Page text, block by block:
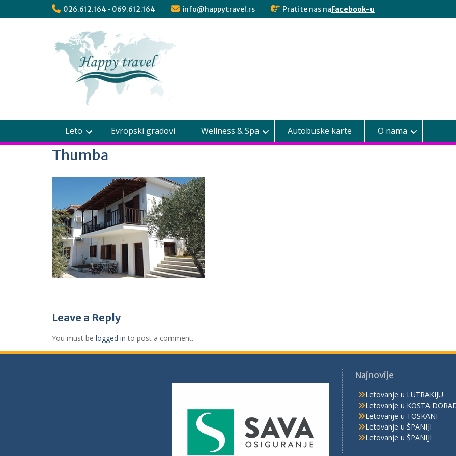
026.612.164 • 069.612.164 info@happytravel.rs Pratite nas naFacebook-u
Leto Evropski gradovi Wellness & Spa Autobuske karte O nama
Thumba
Leave a Reply
You must be logged in to post a comment.
Najnovije
Letovanje u LUTRAKIJU
Letovanje u KOSTA
Letovanje u TOSKANI
Letovanje u ŠPANIJI
Letovanje u ŠPANIJI